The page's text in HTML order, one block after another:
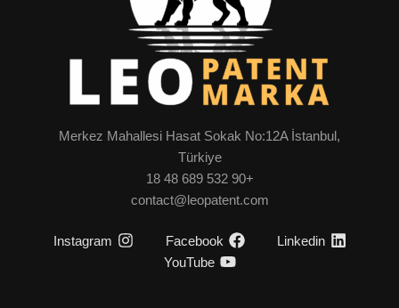
Merkez Mahallesi Hasat Sokak No:12A İstanbul,
Türkiye
+90 532 689 48 18
contact@leopatent.com
Linkedin
Facebook
Instagram
YouTube